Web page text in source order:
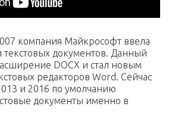
компания Майкрософт ввела
документов. Данный
DOCX и стал новым
редакторов Word. Сейчас
и 2016 по умолчанию
документы именно в